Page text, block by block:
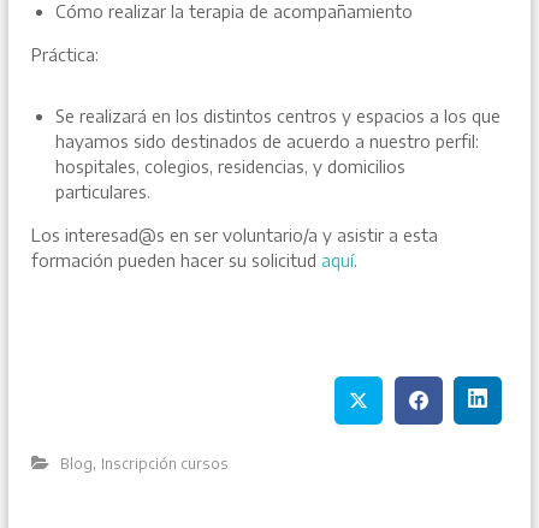
Cómo realizar la terapia de acompañamiento
Práctica:
Se realizará en los distintos centros y espacios a los que
hayamos sido destinados de acuerdo a nuestro perfil:
hospitales, colegios, residencias, y domicilios
particulares.
Los interesad@s en ser voluntario/a y asistir a esta
formación pueden hacer su solicitud aquí.
Blog, Inscripción cursos